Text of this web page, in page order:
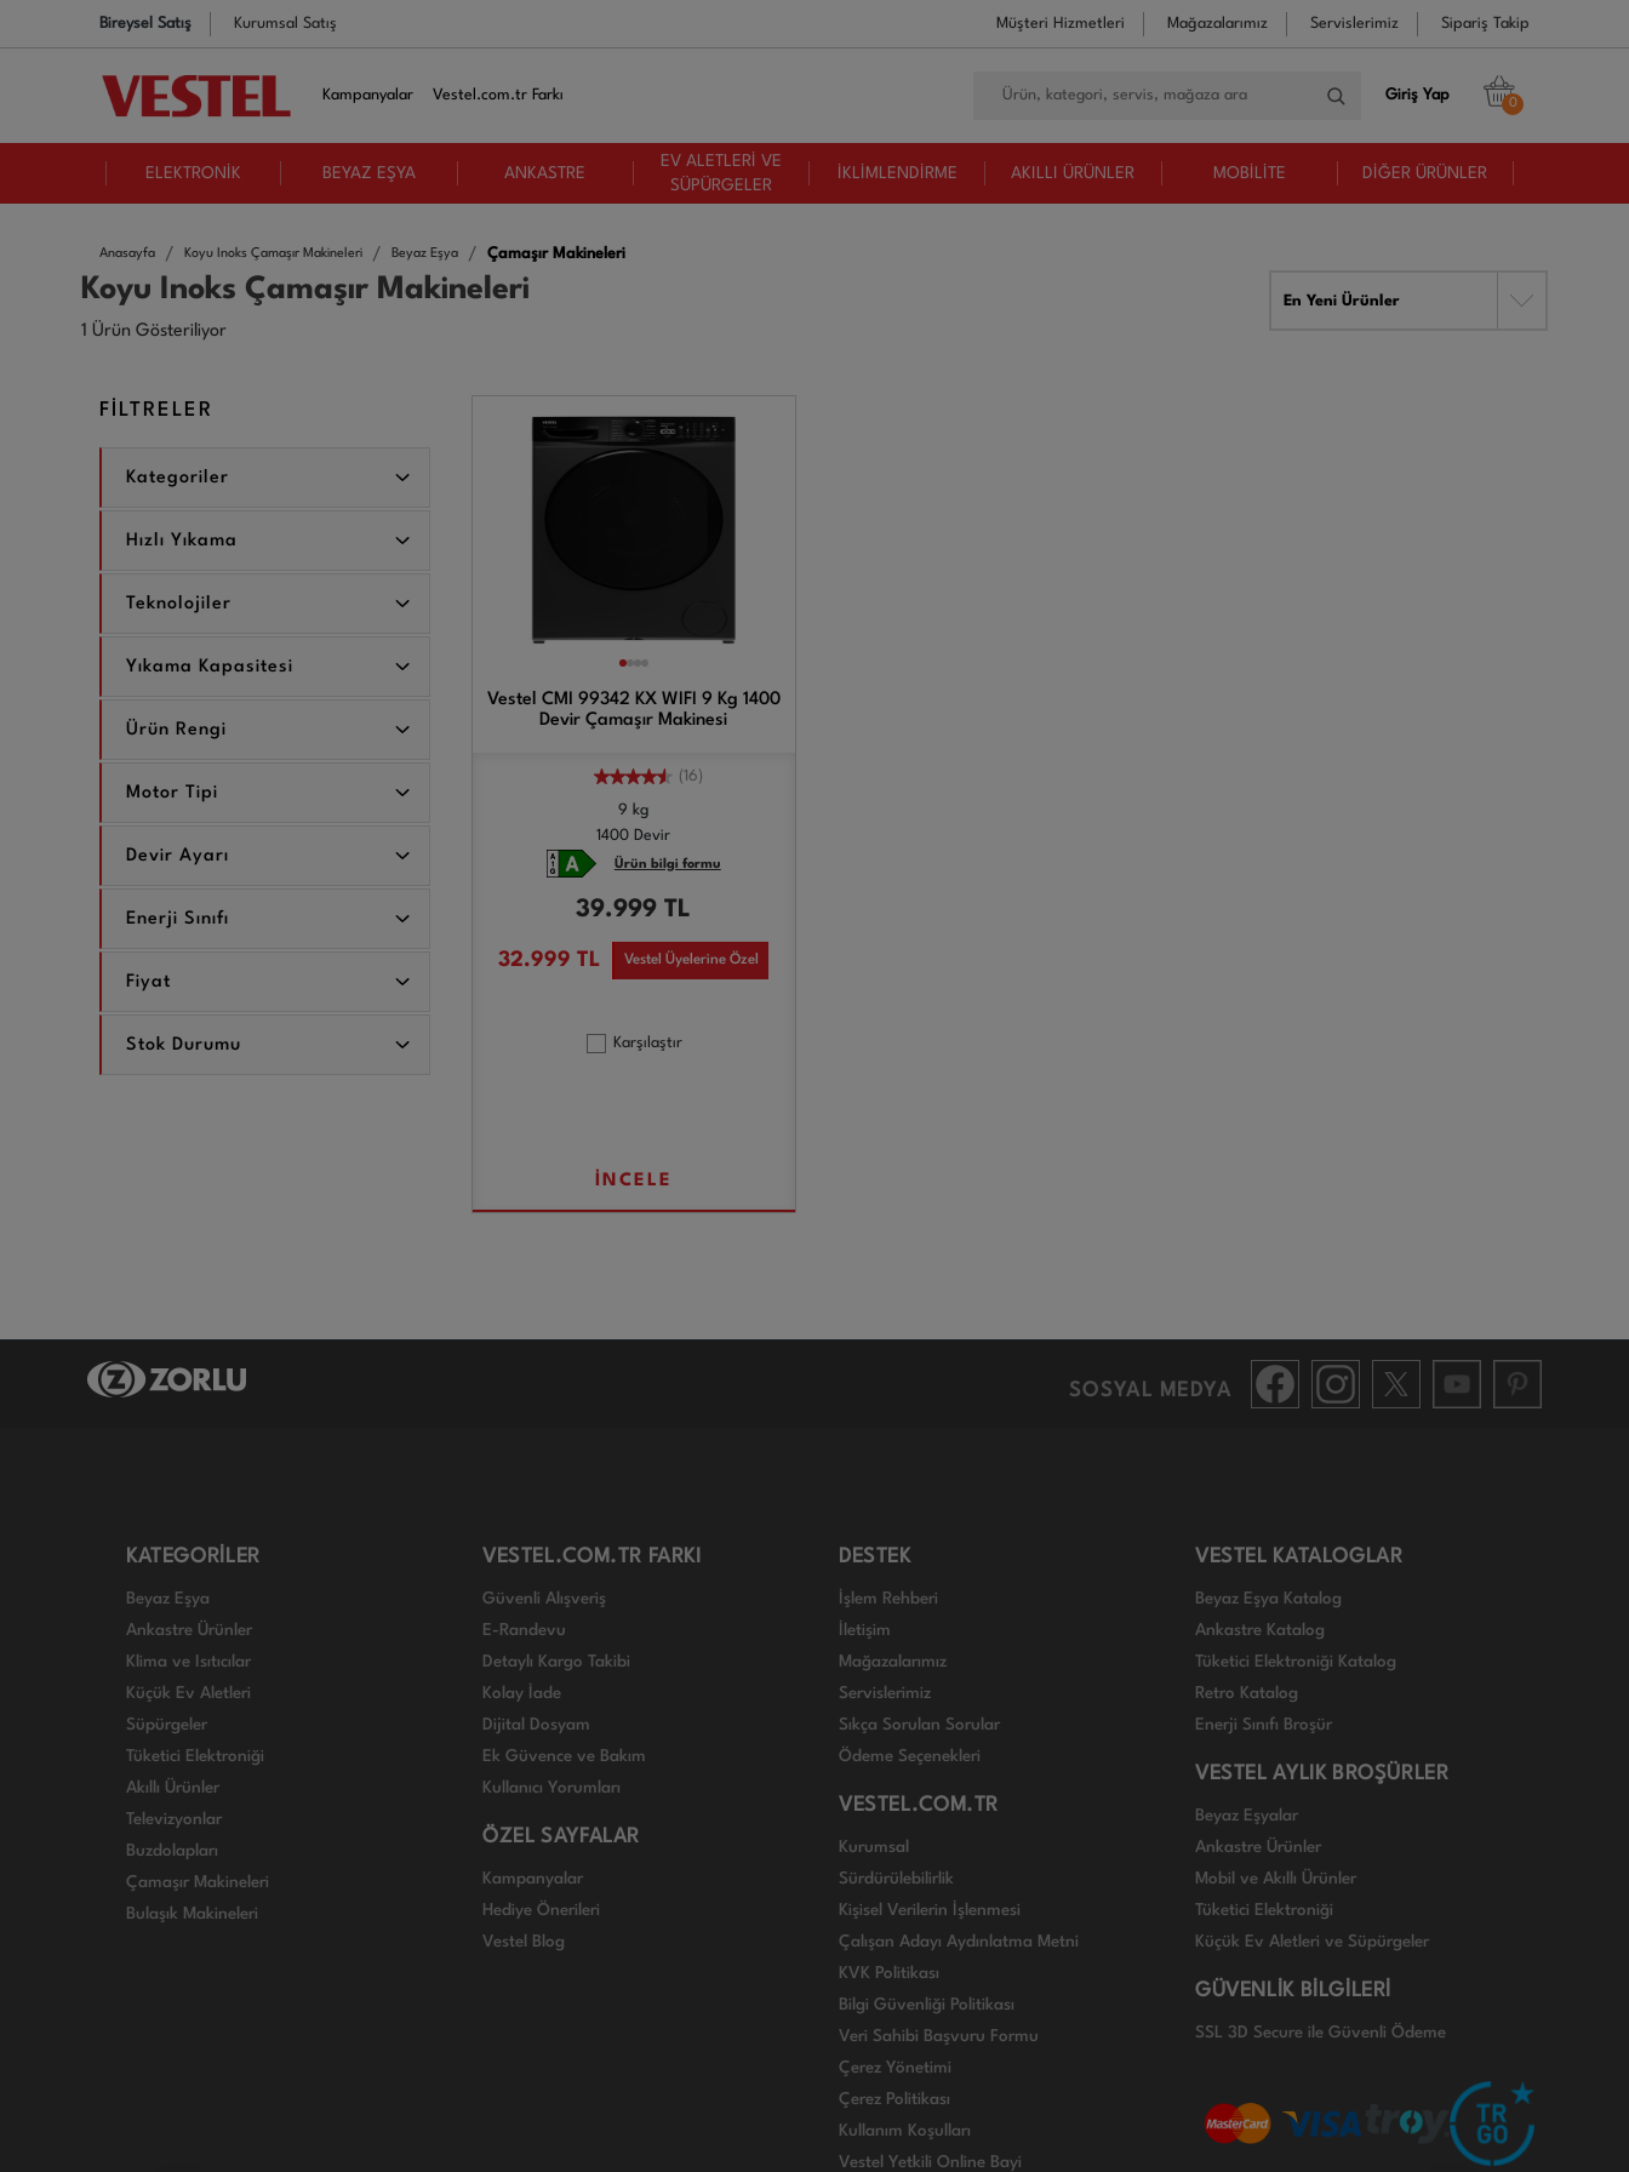
Bireysel Satış Kurumsal Satış Müşteri Hizmetleri Mağazalarımız Servislerimiz Sipariş Takip
Kampanyalar Vestel.com.tr Farkı Giriş Yap 0
ELEKTRONİK BEYAZ EŞYA ANKASTRE
EV ALETLERİ VE
SÜPÜRGELER
İKLİMLENDİRME AKILLI ÜRÜNLER MOBİLİTE DİĞER ÜRÜNLER
Anasayfa Koyu Inoks Çamaşır Makineleri Beyaz Eşya Çamaşır Makineleri
Koyu Inoks Çamaşır Makineleri
1 Ürün Gösteriliyor
En Yeni Ürünler
FİLTRELER
Kategoriler
Hızlı Yıkama
Teknolojiler
Yıkama Kapasitesi
Ürün Rengi
Motor Tipi
Devir Ayarı
Enerji Sınıfı
Fiyat
Stok Durumu
Vestel CMI 99342 KX WIFI 9 Kg 1400
Devir Çamaşır Makinesi
(16)
9 kg
1400 Devir
Ürün bilgi formu
39.999TL
32.999TL Vestel Üyelerine Özel
Karşılaştır
İNCELE
SOSYAL MEDYA
KATEGORİLER
Beyaz Eşya
Ankastre Ürünler
Klima ve Isıtıcılar
Küçük Ev Aletleri
Süpürgeler
Tüketici Elektroniği
Akıllı Ürünler
Televizyonlar
Buzdolapları
Çamaşır Makineleri
Bulaşık Makineleri
VESTEL.COM.TR FARKI
Güvenli Alışveriş
E-Randevu
Detaylı Kargo Takibi
Kolay İade
Dijital Dosyam
Ek Güvence ve Bakım
Kullanıcı Yorumları
ÖZEL SAYFALAR
Kampanyalar
Hediye Önerileri
Vestel Blog
DESTEK
İşlem Rehberi
İletişim
Mağazalarımız
Servislerimiz
Sıkça Sorulan Sorular
Ödeme Seçenekleri
VESTEL.COM.TR
Kurumsal
Sürdürülebilirlik
Kişisel Verilerin İşlenmesi
Çalışan Adayı Aydınlatma Metni
KVK Politikası
Bilgi Güvenliği Politikası
Veri Sahibi Başvuru Formu
Çerez Yönetimi
Çerez Politikası
Kullanım Koşulları
Vestel Yetkili Online Bayi
VESTEL KATALOGLAR
Beyaz Eşya Katalog
Ankastre Katalog
Tüketici Elektroniği Katalog
Retro Katalog
Enerji Sınıfı Broşür
VESTEL AYLIK BROŞÜRLER
Beyaz Eşyalar
Ankastre Ürünler
Mobil ve Akıllı Ürünler
Tüketici Elektroniği
Küçük Ev Aletleri ve Süpürgeler
GÜVENLİK BİLGİLERİ
SSL 3D Secure ile Güvenli Ödeme